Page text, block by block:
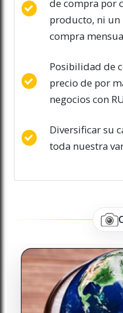
de compra por
producto, ni
compra
Posibilidad de
precio de por
negocios con
Diversificar su
toda nuestra